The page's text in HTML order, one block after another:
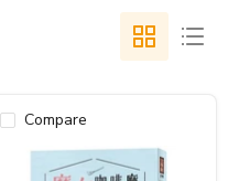
Compare